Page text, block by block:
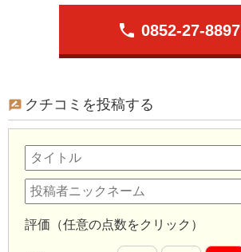
phone 0852-27-8897
クチコミを投稿する
評価（任意の点数をクリック）